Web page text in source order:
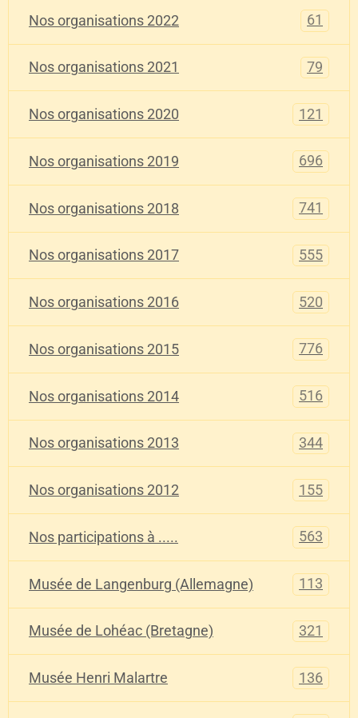
Nos organisations 2022 61
Nos organisations 2021 79
Nos organisations 2020 121
Nos organisations 2019 696
Nos organisations 2018 741
Nos organisations 2017 555
Nos organisations 2016 520
Nos organisations 2015 776
Nos organisations 2014 516
Nos organisations 2013 344
Nos organisations 2012 155
Nos participations à ..... 563
Musée de Langenburg (Allemagne) 113
Musée de Lohéac (Bretagne) 321
Musée Henri Malartre 136